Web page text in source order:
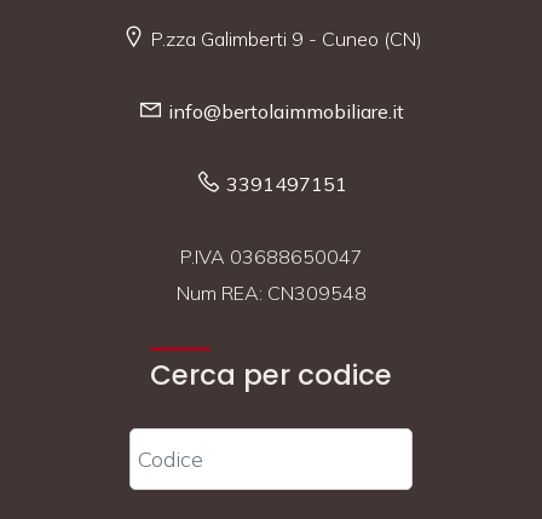
P.zza Galimberti 9 - Cuneo (CN)
info@bertolaimmobiliare.it
3391497151
P.IVA 03688650047
Num REA: CN309548
Cerca per codice